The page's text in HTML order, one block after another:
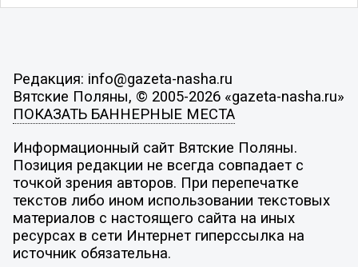
Редакция: info@gazeta-nasha.ru
Вятские Поляны, © 2005-2026 «gazeta-nasha.ru»
ПОКАЗАТЬ БАННЕРНЫЕ МЕСТА
Информационный сайт Вятские Поляны.
Позиция редакции не всегда совпадает с
точкой зрения авторов. При перепечатке
текстов либо ином использовании текстовых
материалов с настоящего сайта на иных
ресурсах в сети Интернет гиперссылка на
источник обязательна.